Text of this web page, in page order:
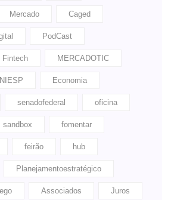
Mercado Caged
PodCast
Fintech MERCADOTIC
Economia
senadofederal oficina
sandbox fomentar
feirão hub
Planejamentoestratégico
Associados Juros